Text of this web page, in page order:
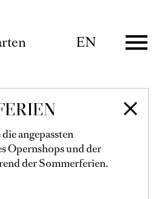
EN
angepassten
Opernshops und der
der Sommerferien.